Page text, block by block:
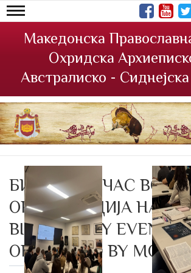
Македонска
Охридска
Австралиско -
БИБЛИСКИ ЧАС ВО
ОРГАНИЗАЦИЈА НА
BIBLE STUDY EVENING
ORGANIZED BY MOYA